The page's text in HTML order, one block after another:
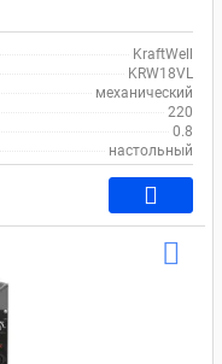
KraftWell
KRW18VL
механический
220
0.8
настольный